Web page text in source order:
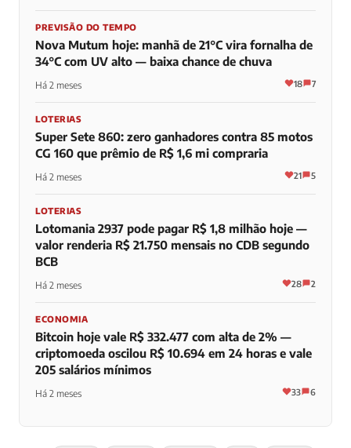
PREVISÃO DO TEMPO
Nova Mutum hoje: manhã de 21°C vira fornalha de
34°C com UV alto — baixa chance de chuva
Há 2 meses 18 7
LOTERIAS
Super Sete 860: zero ganhadores contra 85 motos
CG 160 que prêmio de R$ 1,6 mi compraria
Há 2 meses 21 5
LOTERIAS
Lotomania 2937 pode pagar R$ 1,8 milhão hoje —
valor renderia R$ 21.750 mensais no CDB segundo
BCB
Há 2 meses 28 2
ECONOMIA
Bitcoin hoje vale R$ 332.477 com alta de 2% —
criptomoeda oscilou R$ 10.694 em 24 horas e vale
205 salários mínimos
Há 2 meses 33 6